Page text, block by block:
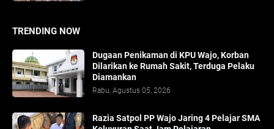
TRENDING NOW
Dugaan Penikaman di KPU Wajo, Korban
Dilarikan ke Rumah Sakit, Terduga Pelaku
Diamankan
Rabu, Agustus 05, 2026
Razia Satpol PP Wajo Jaring 4 Pelajar SMA